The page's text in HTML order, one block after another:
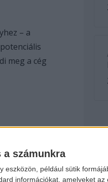
a számunkra
eszközön, például sütik
információkat, amelyeket az
– a
meg a cég